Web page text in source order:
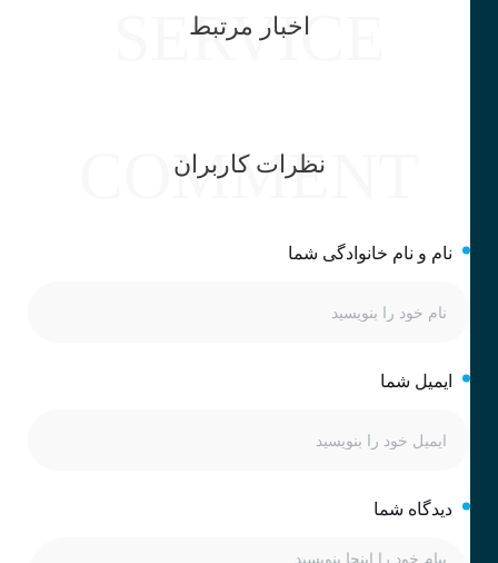
اخبار مرتبط
SERVICE
نظرات کاربران
COMMENT
نام و نام خانوادگی شما
ایمیل شما
دیدگاه شما